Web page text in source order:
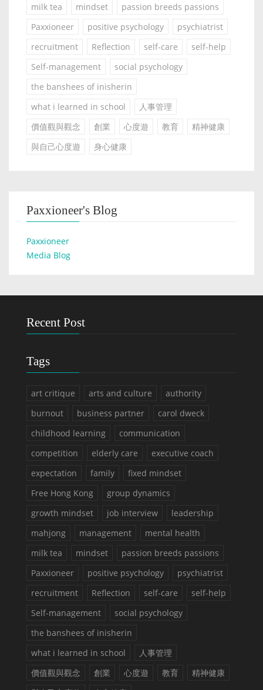
milk tea
mindset
passion breeds passions
Paxxioneer
positive psychology
psychiatrist
recruitment
Reflection self-care
self-help
Self-management
social psychology
the banshees of inisherin
what i learned in school
人事管理
價值觀與觀念
創業 心度遊 教育
精神健康
與自己心度遊
身心健康
Paxxioneer's Blog
Paxxioneer
Media Blog
Recent Post
Tags
art critique arts and culture
authority
burnout
business partner
carol dweck
childhood learning
communication
competition
elderly care
executive coach
expectation
family
fixed mindset
Free Hong Kong
group dynamics
growth mindset
job interview
leadership
mahjong
management
mental health
milk tea
mindset
passion breeds passions
Paxxioneer
positive psychology
psychiatrist
recruitment
Reflection self-care
self-help
Self-management
social psychology
the banshees of inisherin
what i learned in school
人事管理
價值觀與觀念
創業 心度遊 教育
精神健康